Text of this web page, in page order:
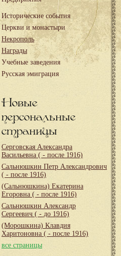
Исторические события
Церкви и монастыри
Некрополь
Награды
Учебные заведения
Русская эмиграция
Новые
персональные
страницы
Серговская Александра
Васильевна ( - после 1916)
Сальнюшкин Петр Александрович
( - после 1916)
(Сальнюшкина) Екатерина
Егоровна ( - после 1916)
Сальнюшкин Александр
Сергеевич ( - до 1916)
(Морошкина) Клавдия
Харитоновна ( - после 1916)
все страницы